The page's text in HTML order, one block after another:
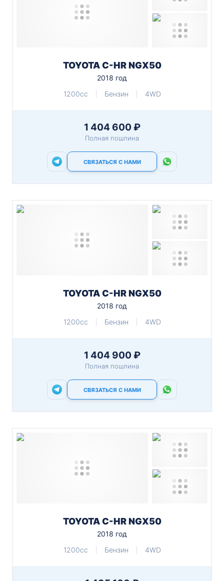
TOYOTA C-HR NGX50
2018 год
1200cc
Бензин 4WD
1 404 600 ₽
Полная пошлина
СВЯЗАТЬСЯ С НАМИ
TOYOTA C-HR NGX50
2018 год
1200cc
Бензин 4WD
1 404 900 ₽
Полная пошлина
СВЯЗАТЬСЯ С НАМИ
TOYOTA C-HR NGX50
2018 год
1200cc
Бензин 4WD